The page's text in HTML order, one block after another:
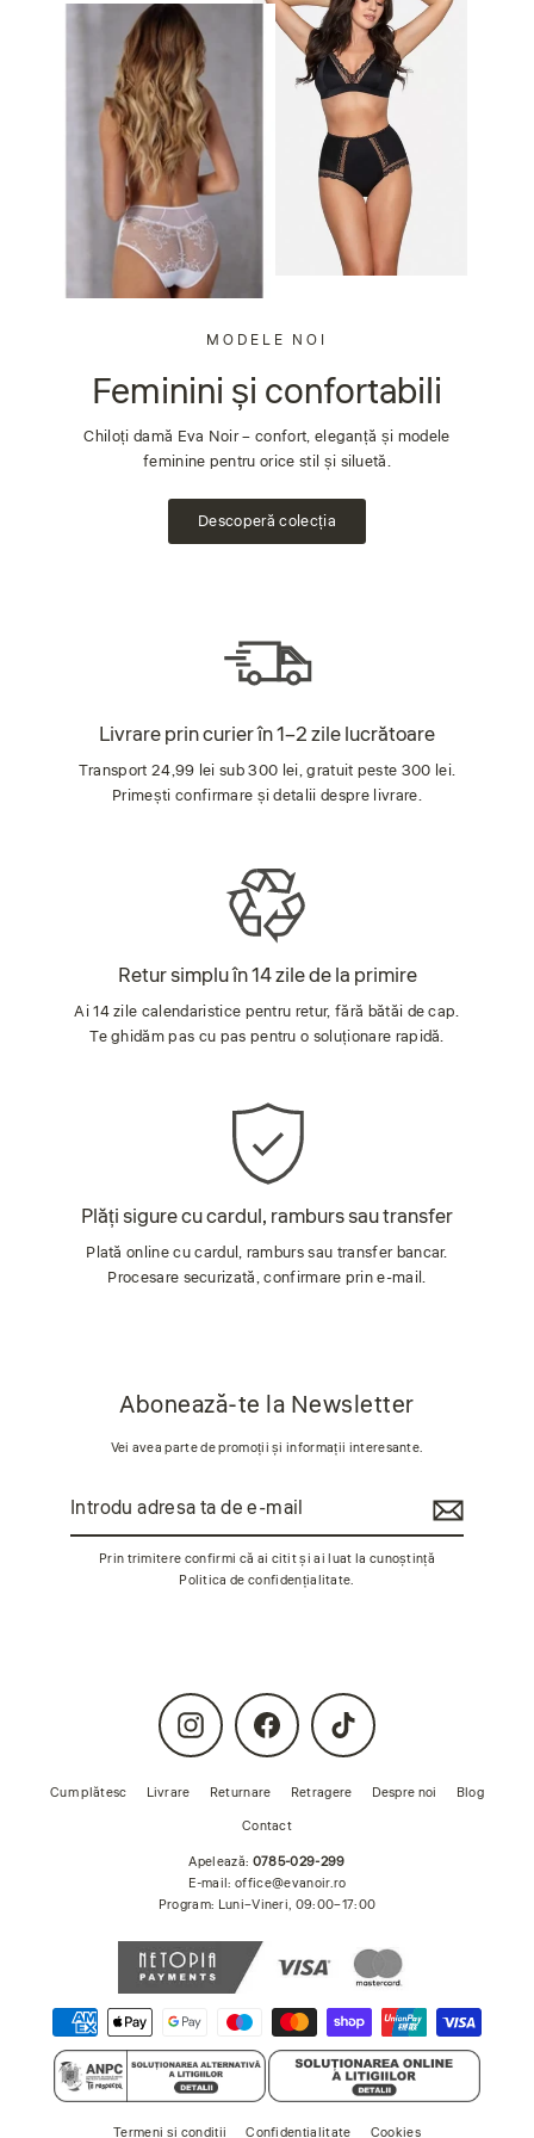
MODELE NOI
Feminini și confortabili
Chiloți damă Eva Noir – confort, eleganță și modele
feminine pentru orice stil și siluetă.
Descoperă colecția
Livrare prin curier în 1–2 zile lucrătoare
Transport 24,99 lei sub 300 lei, gratuit peste 300 lei.
Primești confirmare și detalii despre livrare.
Retur simplu în 14 zile de la primire
Ai 14 zile calendaristice pentru retur, fără bătăi de cap.
Te ghidăm pas cu pas pentru o soluționare rapidă.
Plăți sigure cu cardul, ramburs sau transfer
Plată online cu cardul, ramburs sau transfer bancar.
Procesare securizată, confirmare prin e-mail.
Abonează-te la Newsletter
Vei avea parte de promoții și informații interesante.
adresa
Prin trimitere confirmi că ai citit și ai luat la cunoștință
Politica de confidențialitate.
Instagram Facebook TikTok
Cum plătesc Livrare Returnare Retragere Despre noi
Blog
Contact
Apelează: 0785-029-299
E-mail:office@evanoir.ro
Program: Luni–Vineri, 09:00–17:00
Termeni și condiții Confidențialitate Cookies